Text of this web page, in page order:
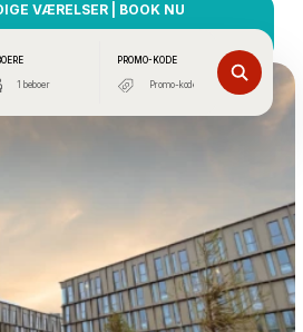
VÆRELSER | BOOK NU
1 beboer
PROMO-KODE